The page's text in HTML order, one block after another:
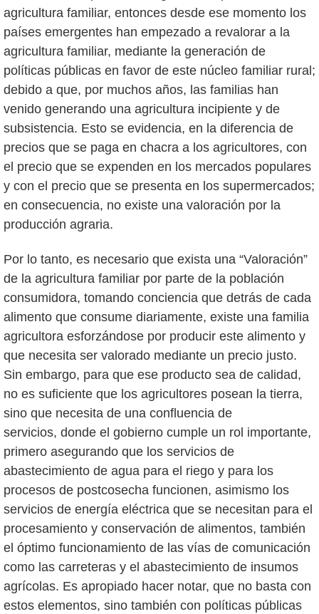
agricultura familiar, entonces desde ese momento los
países emergentes han empezado a revalorar a la
agricultura familiar, mediante la generación de
políticas públicas en favor de este núcleo familiar rural;
debido a que, por muchos años, las familias han
venido generando una agricultura incipiente y de
subsistencia. Esto se evidencia, en la diferencia de
precios que se paga en chacra a los agricultores, con
el precio que se expenden en los mercados populares
y con el precio que se presenta en los supermercados;
en consecuencia, no existe una valoración por la
producción agraria.
Por lo tanto, es necesario que exista una “Valoración”
de la agricultura familiar por parte de la población
consumidora, tomando conciencia que detrás de cada
alimento que consume diariamente, existe una familia
agricultora esforzándose por producir este alimento y
que necesita ser valorado mediante un precio justo.
Sin embargo, para que ese producto sea de calidad,
no es suficiente que los agricultores posean la tierra,
sino que necesita de una confluencia de
servicios, donde el gobierno cumple un rol importante,
primero asegurando que los servicios de
abastecimiento de agua para el riego y para los
procesos de postcosecha funcionen, asimismo los
servicios de energía eléctrica que se necesitan para el
procesamiento y conservación de alimentos, también
el óptimo funcionamiento de las vías de comunicación
como las carreteras y el abastecimiento de insumos
agrícolas. Es apropiado hacer notar, que no basta con
estos elementos, sino también con políticas públicas